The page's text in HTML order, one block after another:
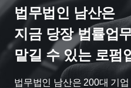
법무법인 남산은
지금 당장 법률업
맡길 수 있는 로펌
법무법인 남산은 200대 기업